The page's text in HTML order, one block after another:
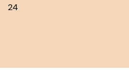
24